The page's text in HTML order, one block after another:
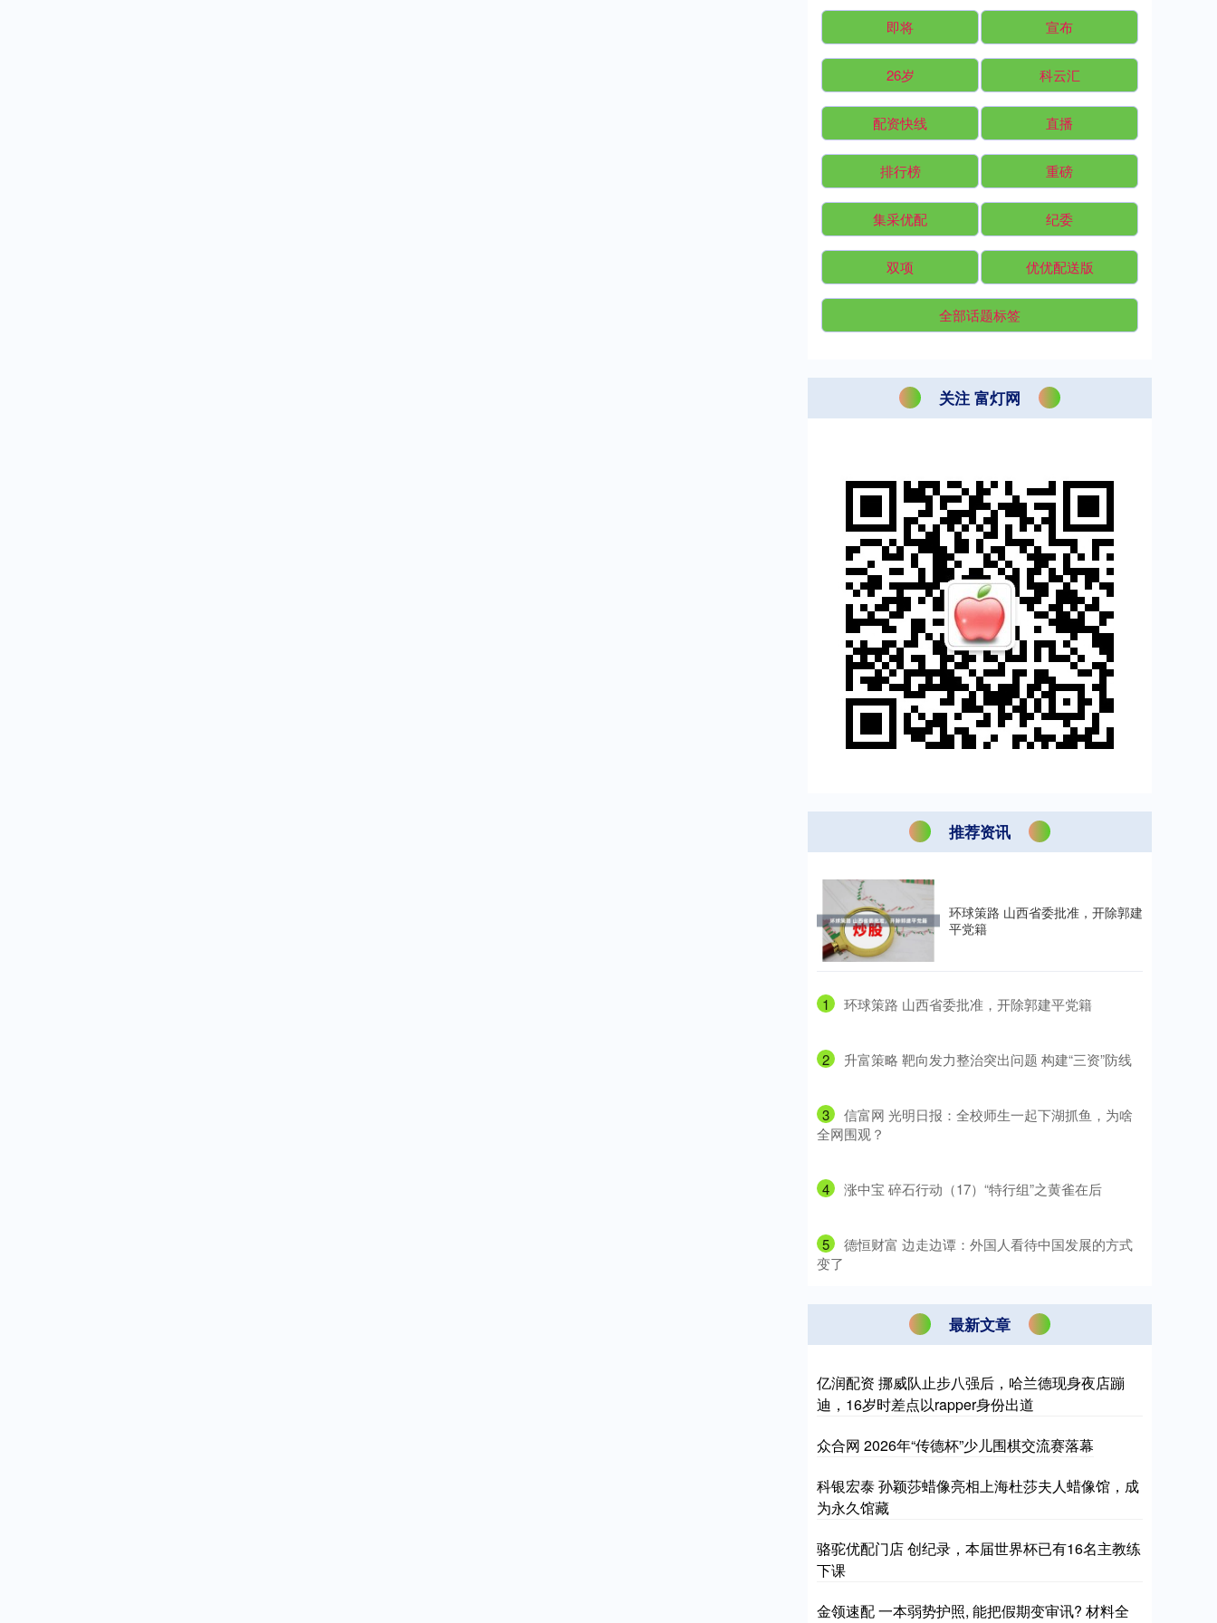
即将 宣布
26岁 科云汇
配资快线 直播
排行榜 重磅
集采优配 纪委
双项 优优配送版
全部话题标签
关注 富灯网
推荐资讯
环球策路 山西省委批准，开除郭建
平党籍
1 ​环球策路 山西省委批准，开除郭建平党籍
2 ​升富策略 靶向发力整治突出问题 构建“三资”防线
3
​信富网 光明日报：全校师生一起下湖抓鱼，为啥
全网围观？
4 ​涨中宝 碎石行动（17）“特行组”之黄雀在后
5
​德恒财富 边走边谭：外国人看待中国发展的方式
变了
最新文章
亿润配资 挪威队止步八强后，哈兰德现身夜店蹦
迪，16岁时差点以rapper身份出道
众合网 2026年“传德杯”少儿围棋交流赛落幕
科银宏泰 孙颖莎蜡像亮相上海杜莎夫人蜡像馆，成
为永久馆藏
骆驼优配门店 创纪录，本届世界杯已有16名主教练
下课
金领速配 一本弱势护照, 能把假期变审讯? 材料全